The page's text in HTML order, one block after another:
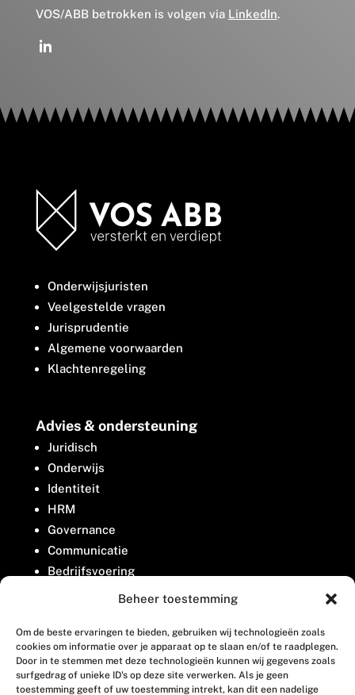
Beheer toestemming
Om de beste ervaringen te bieden, gebruiken wij technologieën zoals
cookies om informatie over je apparaat op te slaan en/of te raadplegen.
Door in te stemmen met deze technologieën kunnen wij gegevens zoals
surfgedrag of unieke ID's op deze site verwerken. Als je geen
toestemming geeft of uw toestemming intrekt, kan dit een nadelige
VOS/ABB betrokken is volgen via LinkedIn.
Onderwijsjuristen
Veelgestelde vragen
Jurisprudentie
Algemene voorwaarden
Klachtenregeling
Advies & ondersteuning
Juridisch
Onderwijs
Identiteit
HRM
Governance
Communicatie
Bedrijfsvoering
Belangenbehartiging
Contact
Houttuinlaan 8